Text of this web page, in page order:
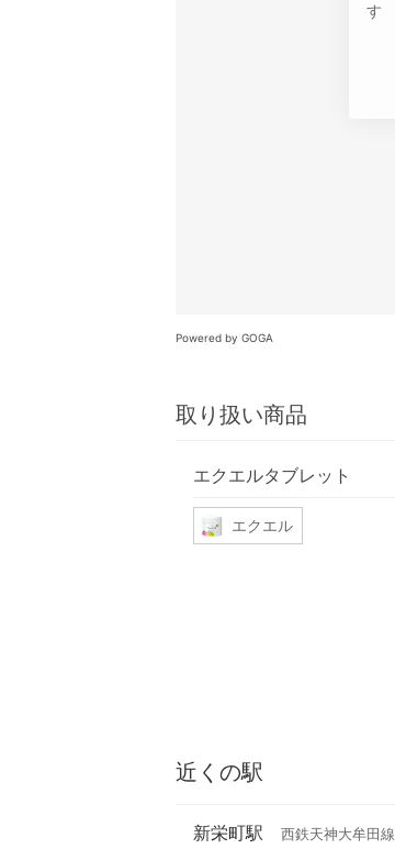
す
Powered by GOGA
取り扱い商品
エクエルタブレット
エクエル
近くの駅
新栄町駅 西鉄天神大牟田線